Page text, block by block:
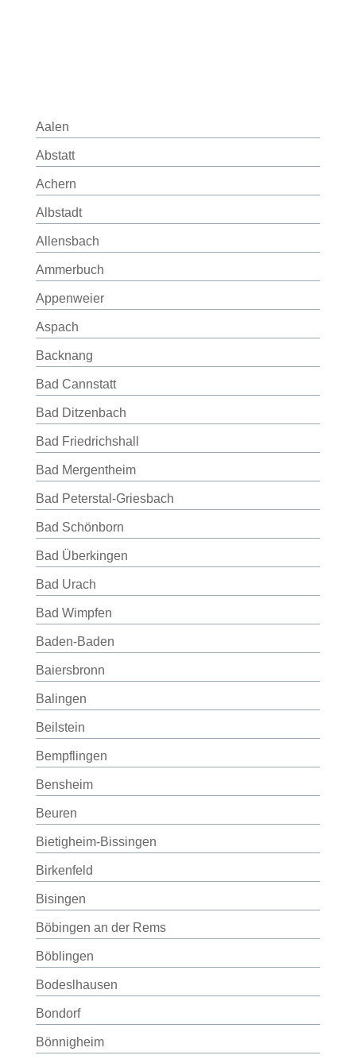
Aalen
Abstatt
Achern
Albstadt
Allensbach
Ammerbuch
Appenweier
Aspach
Backnang
Bad Cannstatt
Bad Ditzenbach
Bad Friedrichshall
Bad Mergentheim
Bad Peterstal-Griesbach
Bad Schönborn
Bad Überkingen
Bad Urach
Bad Wimpfen
Baden-Baden
Baiersbronn
Balingen
Beilstein
Bempflingen
Bensheim
Beuren
Bietigheim-Bissingen
Birkenfeld
Bisingen
Böbingen an der Rems
Böblingen
Bodeslhausen
Bondorf
Bönnigheim